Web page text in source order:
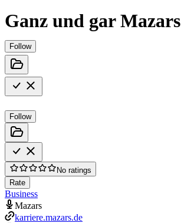
Ganz und gar Mazars
Follow
Follow
No ratings
Rate
Business
Mazars
karriere.mazars.de